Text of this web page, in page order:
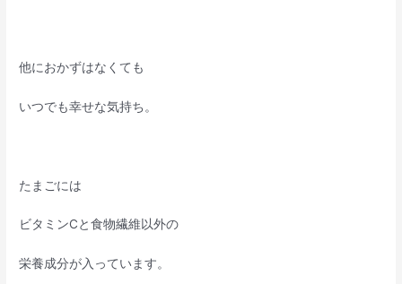
他におかずはなくても
いつでも幸せな気持ち。
たまごには
ビタミンCと食物繊維以外の
栄養成分が入っています。